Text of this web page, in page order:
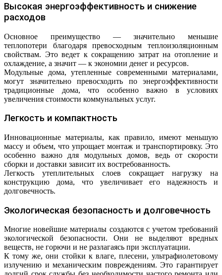
Высокая энергоэффективность и снижение
расходов
Основное преимущество — значительно меньшие
теплопотери благодаря превосходным теплоизоляционным
свойствам. Это ведет к сокращению затрат на отопление и
охлаждение, а значит — к экономии денег и ресурсов.
Модульные дома, утепленные современными материалами,
могут значительно превосходить по энергоэффективности
традиционные дома, что особенно важно в условиях
увеличения стоимости коммунальных услуг.
Легкость и компактность
Инновационные материалы, как правило, имеют меньшую
массу и объем, что упрощает монтаж и транспортировку. Это
особенно важно для модульных домов, ведь от скорости
сборки и доставки зависит их востребованность.
Легкость утеплительных слоев сокращает нагрузку на
конструкцию дома, что увеличивает его надежность и
долговечность.
Экологическая безопасность и долговечность
Многие новейшие материалы создаются с учетом требований
экологической безопасности. Они не выделяют вредных
веществ, не горючи и не разлагаясь при эксплуатации.
К тому же, они стойки к влаге, плесени, ультрафиолетовому
излучению и механическим повреждениям. Это гарантирует